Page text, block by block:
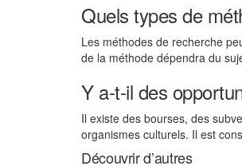
Quels types de
Les méthodes de recherche
de la méthode dépendra du
Y a-t-il des
Il existe des bourses, des
organismes culturels. Il est
Découvrir d’autres